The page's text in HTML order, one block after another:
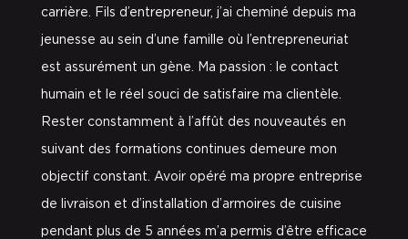
carrière. Fils d’entrepreneur, j’ai cheminé depuis ma
jeunesse au sein d’une famille où l’entrepreneuriat
est assurément un gène. Ma passion : le contact
humain et le réel souci de satisfaire ma clientèle.
Rester constamment à l’affût des nouveautés en
suivant des formations continues demeure mon
objectif constant. Avoir opéré ma propre entreprise
de livraison et d’installation d’armoires de cuisine
pendant plus de 5 années m’a permis d’être efficace